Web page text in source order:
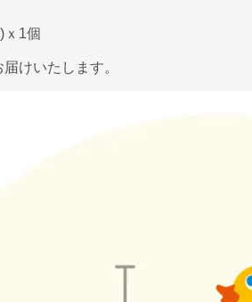
1個
けいたします。